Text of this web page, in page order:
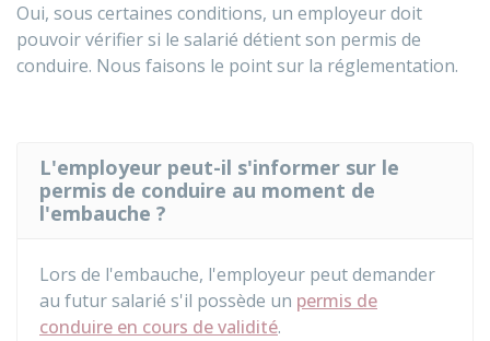
Oui, sous certaines conditions, un employeur doit
pouvoir vérifier si le salarié détient son permis de
conduire. Nous faisons le point sur la réglementation.
L'employeur peut-il s'informer sur le
permis de conduire au moment de
l'embauche ?
Lors de l'embauche, l'employeur peut demander
au futur salarié s'il possède un permis de
conduire en cours de validité.